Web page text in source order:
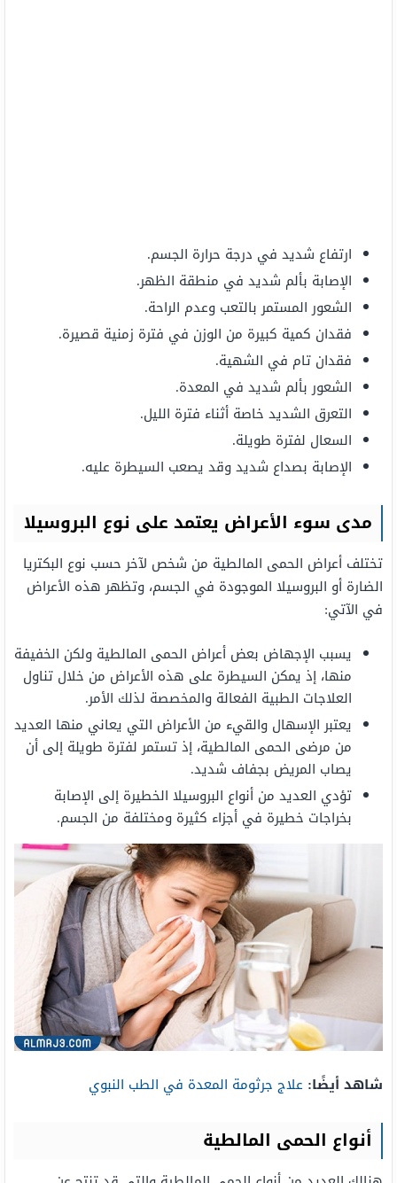
ارتفاع شديد في درجة حرارة الجسم.
الإصابة بألم شديد في منطقة الظهر.
الشعور المستمر بالتعب وعدم الراحة.
فقدان كمية كبيرة من الوزن في فترة زمنية قصيرة.
فقدان تام في الشهية.
الشعور بألم شديد في المعدة.
التعرق الشديد خاصة أثناء فترة الليل.
السعال لفترة طويلة.
الإصابة بصداع شديد وقد يصعب السيطرة عليه.
مدى سوء الأعراض يعتمد على نوع البروسيلا
تختلف أعراض الحمى المالطية من شخص لآخر حسب نوع البكتريا
الضارة أو البروسيلا الموجودة في الجسم، وتظهر هذه الأعراض
في الآتي:
يسبب الإجهاض بعض أعراض الحمى المالطية ولكن الخفيفة
منها، إذ يمكن السيطرة على هذه الأعراض من خلال تناول
العلاجات الطبية الفعالة والمخصصة لذلك الأمر.
يعتبر الإسهال والقيء من الأعراض التي يعاني منها العديد
من مرضى الحمى المالطية، إذ تستمر لفترة طويلة إلى أن
يصاب المريض بجفاف شديد.
تؤدي العديد من أنواع البروسيلا الخطيرة إلى الإصابة
بخراجات خطيرة في أجزاء كثيرة ومختلفة من الجسم.
شاهد أيضًا: علاج جرثومة المعدة في الطب النبوي
أنواع الحمى المالطية